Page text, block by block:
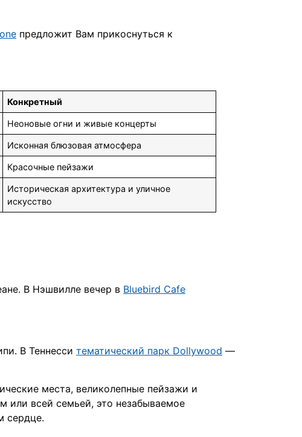
предложит Вам прикоснуться к
Конкретный
Неоновые огни и живые концерты
Исконная блюзовая атмосфера
Красочные пейзажи
Историческая архитектура и уличное
искусство
В Нэшвилле вечер в Bluebird Cafe
В Теннесси тематический парк Dollywood —
места, великолепные пейзажи и
или всей семьей, это незабываемое
сердце.